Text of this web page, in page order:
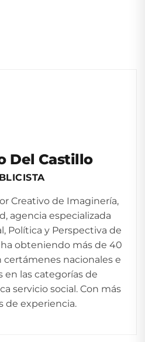
Del Castillo
Creativo de Imaginería,
agencia especializada
Política y Perspectiva de
obteniendo más de 40
nacionales e
en las categorías de
servicio social. Con más
de experiencia.